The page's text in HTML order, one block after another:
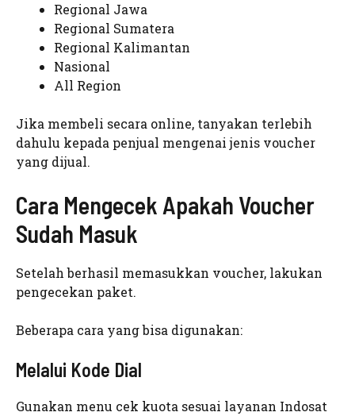
Regional Jawa
Regional Sumatera
Regional Kalimantan
Nasional
All Region
Jika membeli secara online, tanyakan terlebih
dahulu kepada penjual mengenai jenis voucher
yang dijual.
Cara Mengecek Apakah Voucher
Sudah Masuk
Setelah berhasil memasukkan voucher, lakukan
pengecekan paket.
Beberapa cara yang bisa digunakan:
Melalui Kode Dial
Gunakan menu cek kuota sesuai layanan Indosat